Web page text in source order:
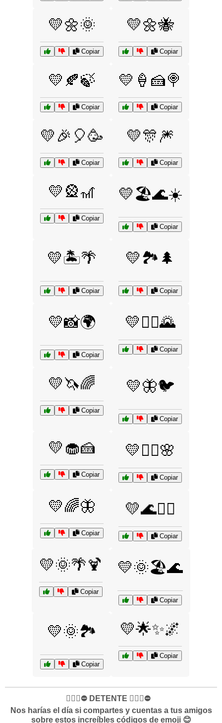
💛🌼🌞
Copiar
💛🌼🐝
Copiar
💛🍂🍃
Copiar
💛🍦🍰🍭
Copiar
💛🎉🎈🥳
Copiar
💛🎊🎆
Copiar
💛🎡🎢
Copiar
💛🏖️🌊☀️
Copiar
💛🏝️🌴
Copiar
💛🏞️🌲
Copiar
💛📸🌍
Copiar
💛🚴‍♂️🌄
Copiar
💛🦄🌈
Copiar
💛🦋🐦
Copiar
💛🧁🍰
Copiar
💛🧘‍♀️🌸
Copiar
💛🌈🦋
Copiar
💛🌊🏄‍♀️
Copiar
💛🌞🌴🍹
Copiar
💛🌞🏖️🌊
Copiar
💛🌞🏞️
Copiar
💛🌟✨🌌
Copiar
✋🏻🛑⛔️ DETENTE ✋🏻🛑⛔️
Nos harías el día si compartes y cuentas a tus amigos
sobre estos increíbles códigos de emoji 😊